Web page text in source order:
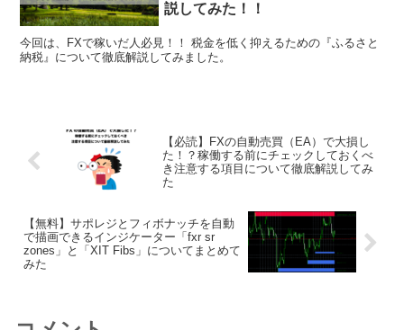
説してみた！！
今回は、FXで稼いだ人必見！！ 税金を低く抑えるための『ふるさと
納税』について徹底解説してみました。
【必読】FXの自動売買（EA）で大損し
た！？稼働する前にチェックしておくべ
き注意する項目について徹底解説してみ
た
【無料】サポレジとフィボナッチを自動
で描画できるインジケーター「fxr sr
zones」と「XIT Fibs」についてまとめて
みた